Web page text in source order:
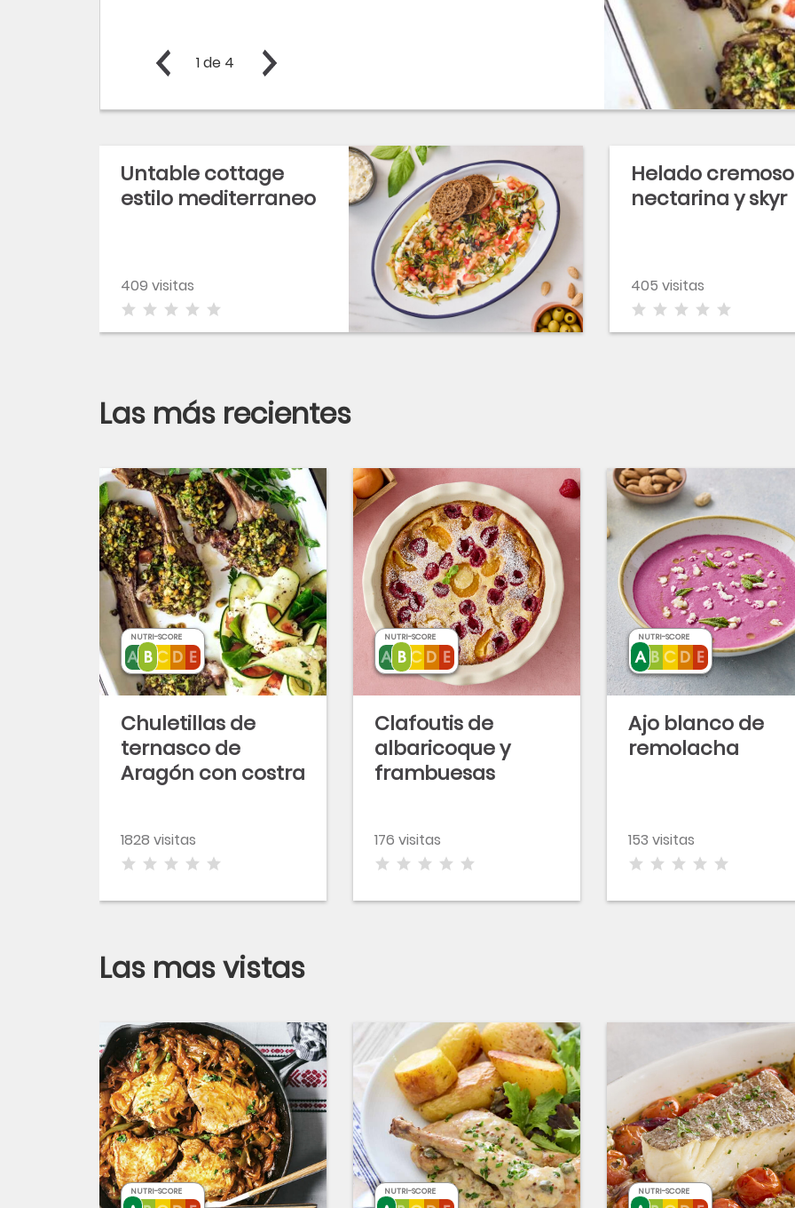
1de 4
Untable cottage
estilo mediterraneo
409 visitas
Helado
nectarina y skyr
405 visitas
Las más recientes
Chuletillas de
ternasco de
Aragón con costra
1828 visitas
NUTRI-SCORE
Clafoutis de
albaricoque y
frambuesas
176 visitas
NUTRI-SCORE
Ajo blanco de
remolacha
153 visitas
NUTRI-SCORE
Las mas vistas
NUTRI-SCORE NUTRI-SCORE NUTRI-SCORE